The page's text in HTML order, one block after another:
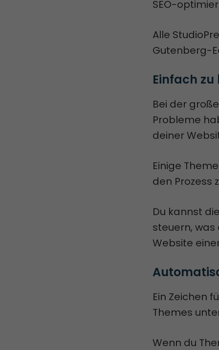
SEO-
Alle
Gutenberg-
Einfach
Bei der
Probleme
deiner
Einige
den Prozess
Du kannst
steuern, was
Website
Ein Zeichen
Themes
Wenn du